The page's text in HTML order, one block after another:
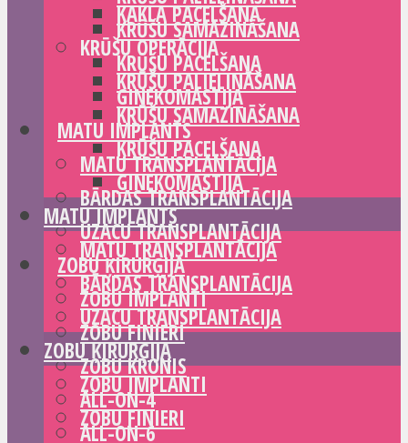
KRŪŠU SAMAZINĀŠANA
KRŪŠU PACELŠANA
GINEKOMASTIJA
MATU IMPLANTS
MATU TRANSPLANTĀCIJA
BĀRDAS TRANSPLANTĀCIJA
UZACU TRANSPLANTĀCIJA
ZOBU ĶIRURĢIJA
ZOBU IMPLANTI
ZOBU FINIERI
ZOBU KRONIS
ALL-ON-4
ALL-ON-6
KAKLA PACELŠANA
KRŪŠU OPERĀCIJA
KRŪŠU PALIELINĀŠANA
KRŪŠU SAMAZINĀŠANA
KRŪŠU PACELŠANA
GINEKOMASTIJA
MATU IMPLANTS
MATU TRANSPLANTĀCIJA
BĀRDAS TRANSPLANTĀCIJA
UZACU TRANSPLANTĀCIJA
ZOBU ĶIRURĢIJA
ZOBU IMPLANTI
ZOBU FINIERI